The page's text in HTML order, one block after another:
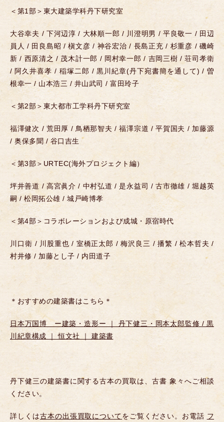
＜第1部＞東大建築学科丹下研究室
大谷幸夫 / 下河辺淳 / 大林順一郎 / 川澄明男 / 平良敬一 / 田辺
員人 / 田良島昭 / 槇文彦 / 神谷宏治 / 長島正充 / 杉重彦 / 磯崎
新 / 西原清之 / 茂木計一郎 / 岡村幸一郎 / 吉岡三樹 / 荘司孝衛
/ 阿久井喜孝 / 稲塚二郎 / 黒川紀章(丹下宛書簡を通して) / 曽
根幸一 / 山本浩三 / 井山武司 / 富田玲子
＜第2部＞東大都市工学科丹下研究室
福澤健次 / 荒田厚 / 鳥栖那智夫 / 福澤宗道 / 平賀国夫 / 加藤源
/ 奥保多聞 / 谷口吉生
＜第3部＞URTEC(海外プロジェクト編）
坪井善道 / 高宮眞介 / 中村弘道 / 是永益司 / 古市徹雄 / 堀越英
嗣 / 松岡拓公雄 / 城戸崎博孝
＜第4部＞コラボレーションおよび成城・原宿時代
川口衛 / 川股重也 / 室橋正太郎 / 梅沢良三 / 播繁 / 松本哲夫 /
村井修 / 加藤とし子 / 内田道子
＊おすすめの建築書はこちら＊
日本万国博 ー建築・造形ー ｜ 丹下健三・岡本太郎監修 / 黒
川紀章構成 ｜ 恒文社 ｜ 建築書
丹下健三の建築書に関する古本の買取は、古書 象々へご相談
ください。
詳しくは古本の出張買取についてをご覧ください。お電話 フ